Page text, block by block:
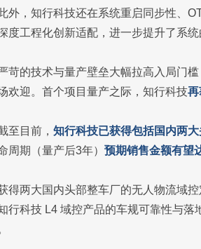
外，知行科技还在系统重启同步性、
度工程化创新适配，进一步提升了系
苛的技术与量产壁垒大幅拉高入局门
欢迎。首个项目量产之际，知行科技再
至目前， 知行科技已获得包括国内两
周期（量产后3年） 预期销售金额有望
得两大国内头部整车厂的无人物流域
行科技 L4 域控产品的车规可靠性与